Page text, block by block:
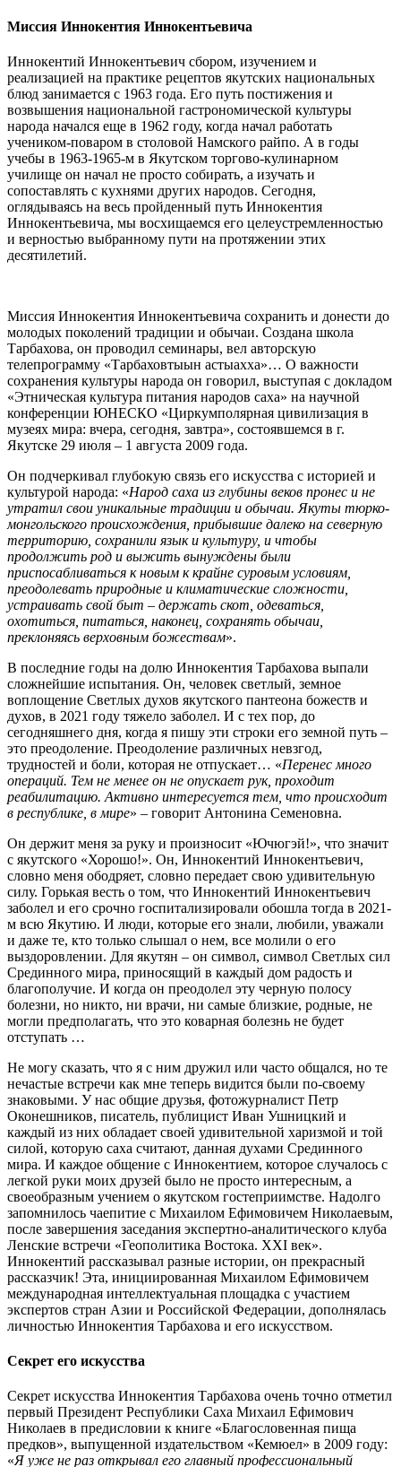
Миссия Иннокентия Иннокентьевича
Иннокентий Иннокентьевич сбором, изучением и
реализацией на практике рецептов якутских наци­ональных
блюд занимается с 1963 года. Его путь постижения и
возвышения национальной гастрономической культуры
народа начался еще в 1962 году, когда начал работать
учеником-поваром в столовой Намского райпо. А в годы
учебы в 1963-1965-м в Якутском торгово-кулинарном
училище он начал не просто собирать, а изучать и
сопоставлять с кухнями других народов. Сегодня,
оглядываясь на весь пройденный путь Иннокентия
Иннокентьевича, мы восхищаемся его целеустремленностью
и верностью выбранному пути на протяжении этих
десятилетий.
Миссия Иннокентия Иннокентьевича сохранить и донести до
молодых поколений традиции и обычаи. Создана школа
Тарбахова, он проводил семинары, вел авторскую
телепрограмму «Тарбаховтыын астыахха»… О важности
сохранения культуры народа он говорил, выступая с докладом
«Этническая культура питания народов саха» на научной
конференции ЮНЕСКО «Циркумполярная цивилизация в
музеях мира: вчера, сегодня, завтра», состоявшемся в г.
Якутске 29 июля – 1 августа 2009 года.
Он подчеркивал глубокую связь его искусства с историей и
культурой народа: «Народ саха из глубины веков пронес и не
утратил свои уникальные традиции и обычаи. Якуты тюрко-
монгольского происхождения, прибывшие далеко на северную
территорию, сохранили язык и культуру, и чтобы
продолжить род и выжить вынуждены были
приспосабливаться к новым к крайне суровым условиям,
преодолевать природные и климатические сложности,
устраивать свой быт – держать скот, одеваться,
охотиться, питаться, наконец, сохранять обычаи,
преклоняясь верховным божествам».
В последние годы на долю Иннокентия Тарбахова выпали
сложнейшие испытания. Он, человек светлый, земное
воплощение Светлых духов якутского пантеона божеств и
духов, в 2021 году тяжело заболел. И с тех пор, до
сегодняшнего дня, когда я пишу эти строки его земной путь –
это преодоление. Преодоление различных невзгод,
трудностей и боли, которая не отпускает… «Перенес много
операций. Тем не менее он не опускает рук, проходит
реабилитацию. Активно интересуется тем, что происходит
в республике, в мире» – говорит Антонина Семеновна.
Он держит меня за руку и произносит «Ючюгэй!», что значит
с якутского «Хорошо!». Он, Иннокентий Иннокентьевич,
словно меня ободряет, словно передает свою удивительную
силу. Горькая весть о том, что Иннокентий Иннокентьевич
заболел и его срочно госпитализировали обошла тогда в 2021-
м всю Якутию. И люди, которые его знали, любили, уважали
и даже те, кто только слышал о нем, все молили о его
выздоровлении. Для якутян – он символ, символ Светлых сил
Срединного мира, приносящий в каждый дом радость и
благополучие. И когда он преодолел эту черную полосу
болезни, но никто, ни врачи, ни самые близкие, родные, не
могли предполагать, что это коварная болезнь не будет
отступать …
Не могу сказать, что я с ним дружил или часто общался, но те
нечастые встречи как мне теперь видится были по-своему
знаковыми. У нас общие друзья, фотожурналист Петр
Оконешников, писатель, публицист Иван Ушницкий и
каждый из них обладает своей удивительной харизмой и той
силой, которую саха считают, данная духами Срединного
мира. И каждое общение с Иннокентием, которое случалось с
легкой руки моих друзей было не просто интересным, а
своеобразным учением о якутском гостеприимстве. Надолго
запомнилось чаепитие с Михаилом Ефимовичем Николаевым,
после завершения заседания экспертно-аналитического клуба
Ленские встречи «Геополитика Востока. XXI век».
Иннокентий рассказывал разные истории, он прекрасный
рассказчик! Эта, инициированная Михаилом Ефимовичем
международная интеллектуальная площадка с участием
экспертов стран Азии и Российской Федерации, дополнялась
личностью Иннокентия Тарбахова и его искусством.
Секрет его искусства
Секрет искусства Иннокентия Тарбахова очень точно отметил
первый Президент Республики Саха Михаил Ефимович
Николаев в предисловии к книге «Благословенная пища
предков», выпущенной издательством «Кемюел» в 2009 году:
«Я уже не раз открывал его главный про­фессиональный